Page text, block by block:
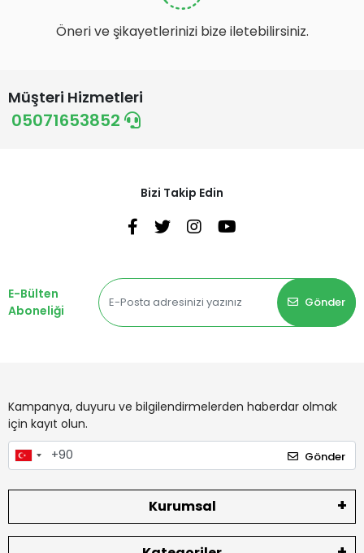
Öneri ve şikayetlerinizi bize iletebilirsiniz.
Müşteri Hizmetleri
05071653852
Bizi Takip Edin
E-Bülten
Aboneliği
Gönder
Kampanya, duyuru ve bilgilendirmelerden haberdar olmak
için kayıt olun.
Gönder
Kurumsal